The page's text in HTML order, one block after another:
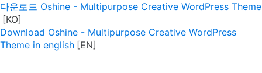
다운로드 Oshine - Multipurpose Creative WordPress Theme
Download Oshine - Multipurpose Creative WordPress
Theme in english